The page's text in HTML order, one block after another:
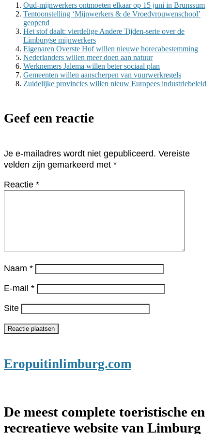
Oud-mijnwerkers ontmoeten elkaar op 15 juni in Brunssum
Tentoonstelling ‘Mijnwerkers & de Vroedvrouwenschool’
geopend
Het stof daalt: vierdelige Andere Tijden-serie over de
Limburgse mijnwerkers
Eigenaren Overste Hof willen nieuwe horecabestemming
Nederlanders willen meer doen aan natuur
Werknemers Jalema willen beter sociaal plan
Gemeenten willen aanscherpen van vuurwerkregels
Zuidelijke provincies willen nieuw Europees industriebeleid
Geef een reactie
Je e-mailadres wordt niet gepubliceerd. Vereiste
velden zijn gemarkeerd met *
Reactie *
Naam *
E-mail *
Site
Eropuitinlimburg.com
De meest complete toeristische en
recreatieve website van Limburg